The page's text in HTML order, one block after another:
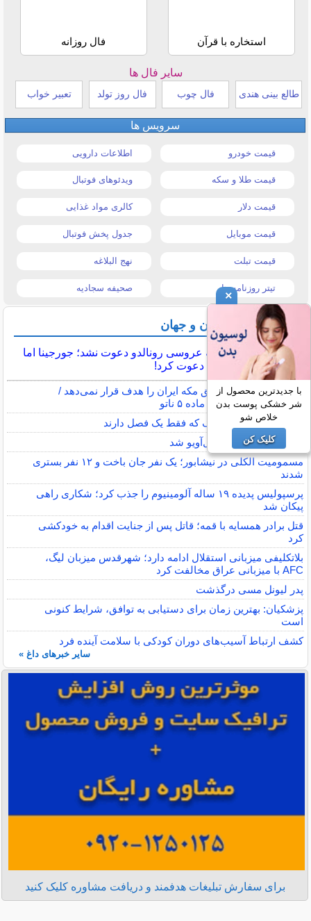
استخاره با قرآن فال روزانه
سایر فال ها
طالع بینی هندی فال چوب فال روز تولد تعبیر خواب
سرویس ها
قیمت خودرو اطلاعات دارویی
قیمت طلا و سکه ویدئوهای فوتبال
قیمت دلار کالری مواد غذایی
قیمت موبایل جدول پخش فوتبال
قیمت تبلت نهج البلاغه
تیتر روزنامه ها صحیفه سجادیه
آخرین اخبار ایران و جهان
مسی به عروسی رونالدو دعوت نشد؛ جورجینا اما
آنتونلا را دعوت کرد!
وزیر خارجه ترکیه: توافق مکه ایران را هدف قرار نمی‌دهد /
سازوکار دفاعی مشابه ماده ۵ ناتو
فرمانده سنتکام وارد تل‌آویو شد
مسمومیت الکلی در نیشابور؛ یک نفر جان باخت و ۱۲ نفر بستری
شدند
پرسپولیس پدیده ۱۹ ساله آلومینیوم را جذب کرد؛ شکاری راهی
پیکان شد
قتل برادر همسایه با قمه؛ قاتل پس از جنایت اقدام به خودکشی
کرد
بلاتکلیفی میزبانی استقلال ادامه دارد؛ شهرقدس میزبان لیگ،
AFC با میزبانی عراق مخالفت کرد
پدر لیونل مسی درگذشت
پزشکیان: بهترین زمان برای دستیابی به توافق، شرایط کنونی
است
کشف ارتباط آسیب‌های دوران کودکی با سلامت آینده فرد
سایر خبرهای داغ »
برای سفارش تبلیغات هدفمند و دریافت مشاوره کلیک کنید
×
با جدیدترین محصول از
شر خشکی پوست بدن
خلاص شو
کلیک کن